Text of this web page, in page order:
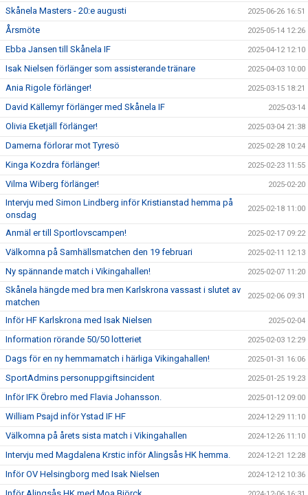
Skånela Masters - 20:e augusti 2025-06-26 16:51
Årsmöte 2025-05-14 12:26
Ebba Jansen till Skånela IF 2025-04-12 12:10
Isak Nielsen förlänger som assisterande tränare 2025-04-03 10:00
Ania Rigole förlänger! 2025-03-15 18:21
David Källemyr förlänger med Skånela IF 2025-03-14
Olivia Eketjäll förlänger! 2025-03-04 21:38
Damerna förlorar mot Tyresö 2025-02-28 10:24
Kinga Kozdra förlänger! 2025-02-23 11:55
Vilma Wiberg förlänger! 2025-02-20
Intervju med Simon Lindberg inför Kristianstad hemma på
onsdag
2025-02-18 11:00
Anmäl er till Sportlovscampen! 2025-02-17 09:22
Välkomna på Samhällsmatchen den 19 februari 2025-02-11 12:13
Ny spännande match i Vikingahallen! 2025-02-07 11:20
Skånela hängde med bra men Karlskrona vassast i slutet av
matchen
2025-02-06 09:31
Inför HF Karlskrona med Isak Nielsen 2025-02-04
Information rörande 50/50 lotteriet 2025-02-03 12:29
Dags för en ny hemmamatch i härliga Vikingahallen! 2025-01-31 16:06
SportAdmins personuppgiftsincident 2025-01-25 19:23
Inför IFK Örebro med Flavia Johansson. 2025-01-12 09:00
William Psajd inför Ystad IF HF 2024-12-29 11:10
Välkomna på årets sista match i Vikingahallen 2024-12-26 11:10
Intervju med Magdalena Krstic inför Alingsås HK hemma. 2024-12-21 12:28
Inför OV Helsingborg med Isak Nielsen 2024-12-12 10:36